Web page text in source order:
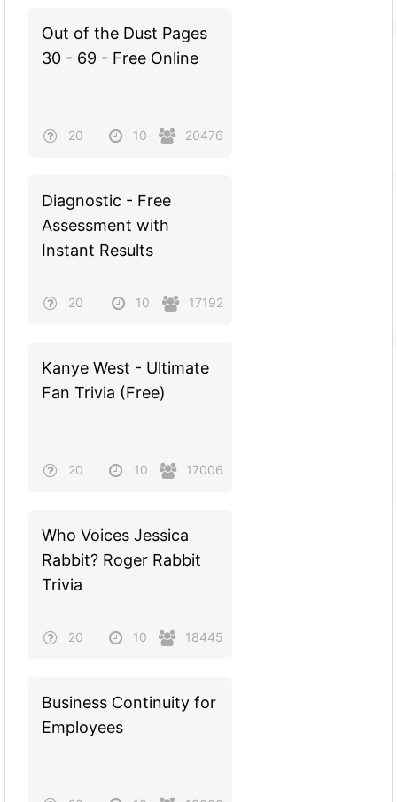
Out of the Dust Pages
30 - 69 - Free Online
20 10 20476
Diagnostic - Free
Assessment with
Instant Results
20 10 17192
Kanye West - Ultimate
Fan Trivia (Free)
20 10 17006
Who Voices Jessica
Rabbit? Roger Rabbit
Trivia
20 10 18445
Business Continuity for
Employees